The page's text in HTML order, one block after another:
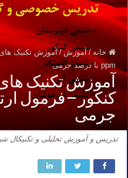
خانه / آموزش / آموزش تکنیک
ppm با درصد جرمی
آموزش تکنیک
جرمی
تدریس و آموزش تحلیلی و تکنیکال